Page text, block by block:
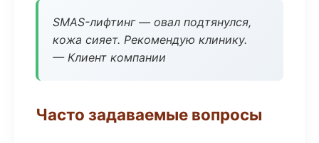
SMAS-лифтинг — овал подтянулся,
кожа сияет. Рекомендую клинику.
— Клиент компании
Часто задаваемые вопросы